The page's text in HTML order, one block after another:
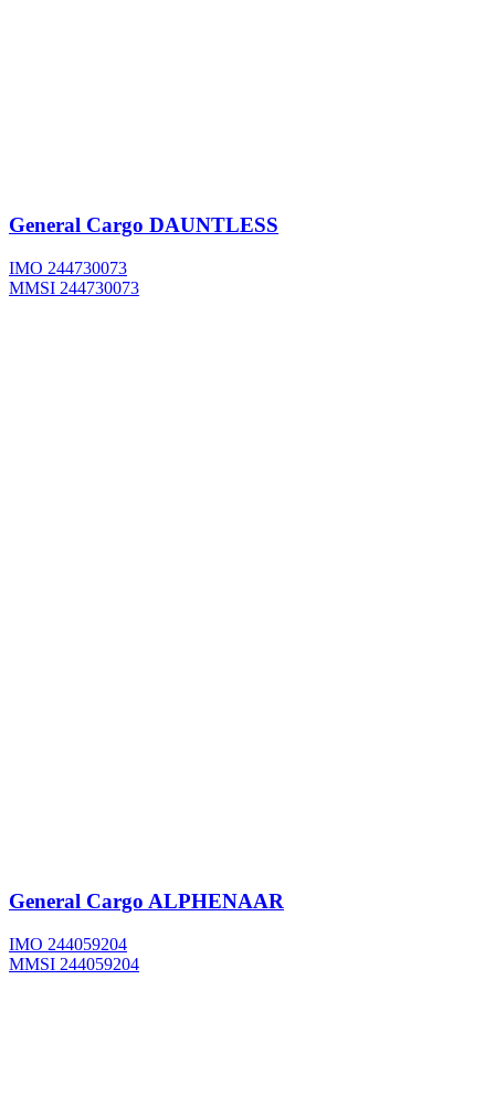
General Cargo DAUNTLESS
IMO 244730073
MMSI 244730073
General Cargo ALPHENAAR
IMO 244059204
MMSI 244059204